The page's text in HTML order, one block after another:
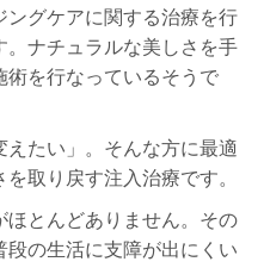
ングケアに関する治療を行
。ナチュラルな美しさを手
術を行なっているそうで
えたい」。そんな方に最適
取り戻す注入治療です。
とんどありません。その
の生活に支障が出にくい